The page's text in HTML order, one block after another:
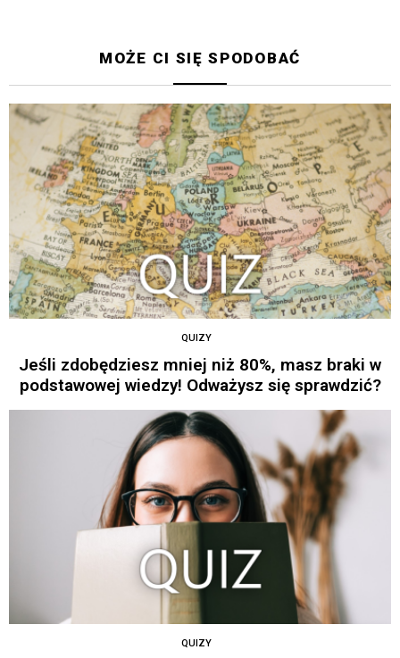
MOŻE CI SIĘ SPODOBAĆ
QUIZY
Jeśli zdobędziesz mniej niż 80%, masz braki w
podstawowej wiedzy! Odważysz się sprawdzić?
QUIZY